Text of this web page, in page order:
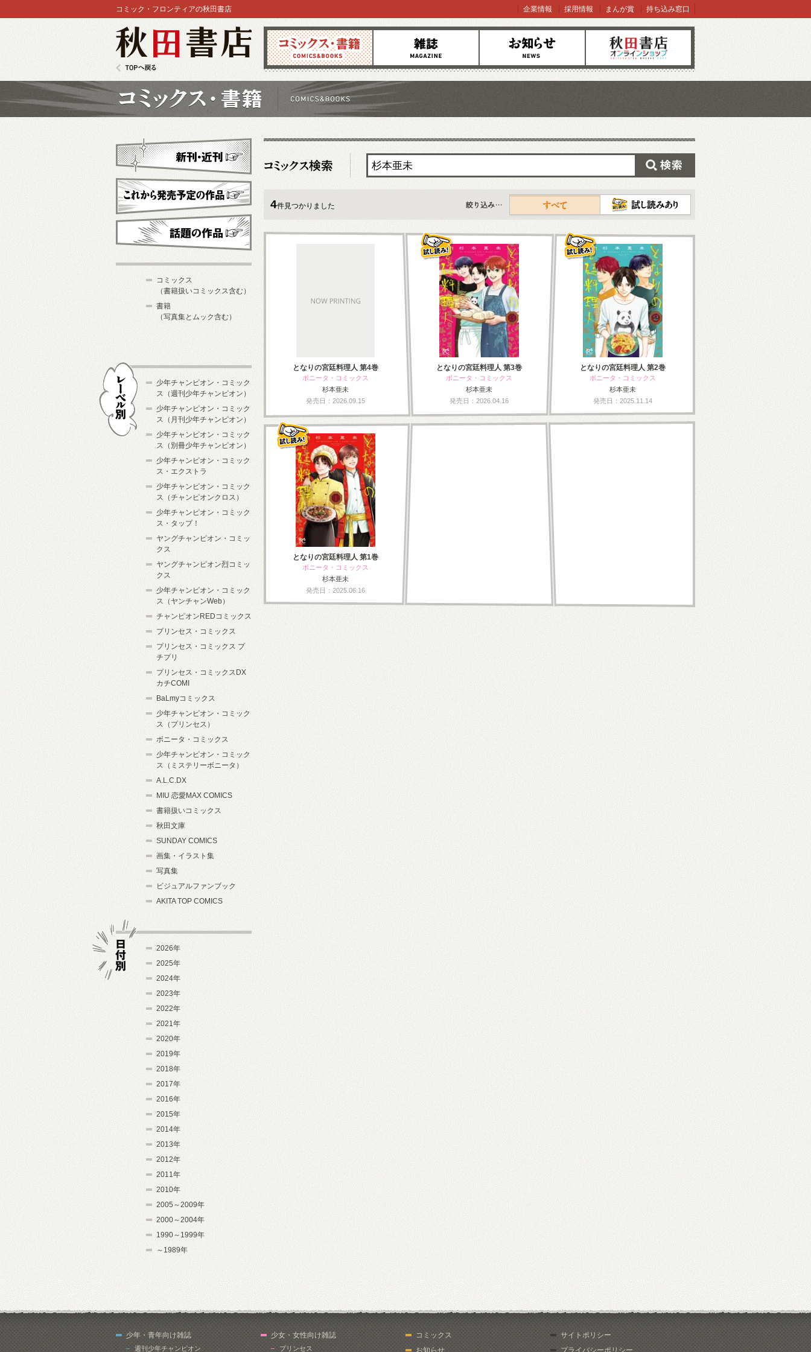
コミックス 雑誌 お知らせ オンラインショップ
コミック・フロンティアの秋田書店 企業情報 採用情報 まんが賞 持ち込み窓口
4件見つかりました
すべて
となりの宮廷料理人 第4巻
ボニータ・コミックス
杉本亜未
発売日：2026.09.15
となりの宮廷料理人 第3巻
ボニータ・コミックス
杉本亜未
発売日：2026.04.16
となりの宮廷料理人 第2巻
ボニータ・コミックス
杉本亜未
発売日：2025.11.14
となりの宮廷料理人 第1巻
ボニータ・コミックス
杉本亜未
発売日：2025.06.16
新刊・近刊
これから発売予定
コミックス
（書籍扱いコミックス含む）
書籍
（写真集とムック含む）
少年チャンピオン・コミック
ス（週刊少年チャンピオン）
少年チャンピオン・コミック
ス（月刊少年チャンピオン）
少年チャンピオン・コミック
ス（別冊少年チャンピオン）
少年チャンピオン・コミック
ス・エクストラ
少年チャンピオン・コミック
ス（チャンピオンクロス）
少年チャンピオン・コミック
ス・タップ！
ヤングチャンピオン・コミッ
クス
ヤングチャンピオン烈コミッ
クス
少年チャンピオン・コミック
ス（ヤンチャンWeb）
チャンピオンREDコミックス
プリンセス・コミックス
プリンセス・コミックス プ
チプリ
プリンセス・コミックスDX
カチCOMI
BaLmyコミックス
少年チャンピオン・コミック
ス（プリンセス）
ボニータ・コミックス
少年チャンピオン・コミック
ス（ミステリーボニータ）
A.L.C.DX
MIU 恋愛MAX COMICS
書籍扱いコミックス
秋田文庫
SUNDAY COMICS
画集・イラスト集
写真集
ビジュアルファンブック
AKITA TOP COMICS
2026年
2025年
2024年
2023年
2022年
2021年
2020年
2019年
2018年
2017年
2016年
2015年
2014年
2013年
2012年
2011年
2010年
2005～2009年
2000～2004年
1990～1999年
～1989年
少年・青年向け雑誌
週刊少年チャンピオン
少女・女性向け雑誌
プリンセス
コミックス
お知らせ
サイトポリシー
プライバシーポリシー